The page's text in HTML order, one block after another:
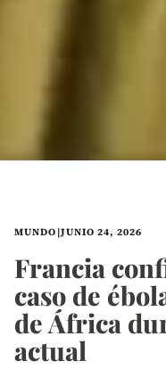
MUNDO |JUNIO 24, 2026
Francia
caso de
de África
actual